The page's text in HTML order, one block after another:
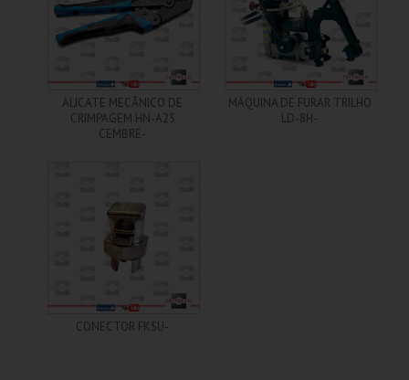
ALICATE MECÂNICO DE
CRIMPAGEM HN-A25
CEMBRE-
+ Informações
MÁQUINA DE FURAR TRILHO
LD-8H-
+ Informações
CONECTOR FKSU-